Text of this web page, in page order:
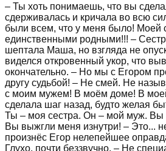
– Ты хоть понимаешь, что вы
сдерживалась и кричала во всю
были всем, что у меня было! Моей
единственными родными!!! –
шептала Маша, но взгляда не
виделся откровенный укор, что
окончательно. – Но мы с Егором
другу судьбой! – Не смей. Не
с моим мужем! В моём доме! В
сделала шаг назад, будто желая
Ты – моя сестра. Он – мой муж. Вы
Вы выжгли меня изнутри! – Это...
произнёс Егор нелепейшее
Глухо, почти беззвучно. – Не